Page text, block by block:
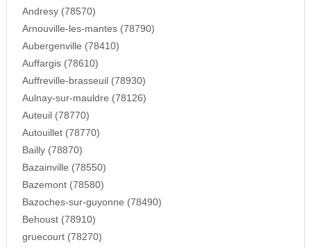
Andresy (78570)
Arnouville-les-mantes (78790)
Aubergenville (78410)
Auffargis (78610)
Auffreville-brasseuil (78930)
Aulnay-sur-mauldre (78126)
Auteuil (78770)
Autouillet (78770)
Bailly (78870)
Bazainville (78550)
Bazemont (78580)
Bazoches-sur-guyonne (78490)
Behoust (78910)
gruecourt (78270)